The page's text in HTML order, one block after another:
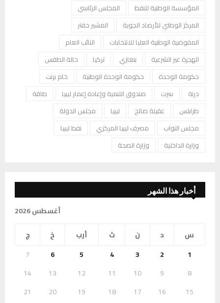
المؤسسة الوطنية للنفط
المجلس الرئاسي
المركز الوطني للأرصاد الجوية
المشير حفتر
المفوضية الوطنية العليا للانتخابات
النائب العام
الهجرة غير الشرعية
بنغازي تركيا
حالة الطقس
حكومة الوحدة
حكومة الوحدة الوطنية
خام برنت
درنة
سرت صندوق التنمية وإعادة إعمار ليبيا
طاقة
طرابلس
عقيلة صالح ليبيا
مجلس الدولة
مجلس النواب
مصرف ليبيا المركزي
نفط ليبيا
وزارة الداخلية
وزارة الصحة
أخبار هذا الشهر
أغسطس 2026
س
د ن ث أرب خ
ج
1
2
3
4
5
6
7
8
9
10
11
12
13
14
15
16
17
18
19
20
21